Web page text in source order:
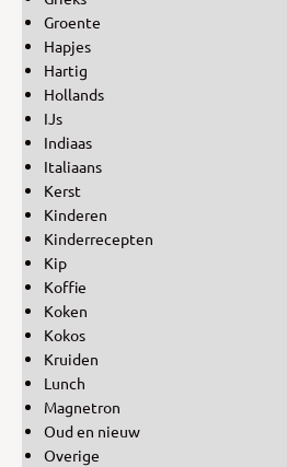
Groente
Hapjes
Hartig
Hollands
IJs
Indiaas
Italiaans
Kerst
Kinderen
Kinderrecepten
Kip
Koffie
Koken
Kokos
Kruiden
Lunch
Magnetron
Oud en nieuw
Overige